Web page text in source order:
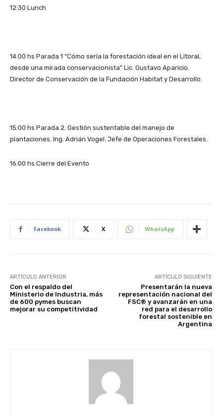
12:30 Lunch
14:00 hs Parada 1 “Cómo sería la forestación ideal en el Litoral,
desde una mirada conservacionista” Lic. Gustavo Aparicio.
Director de Conservación de la Fundación Habitat y Desarrollo.
15:00 hs Parada 2. Gestión sustentable del manejo de
plantaciones. Ing. Adrián Vogel. Jefe de Operaciones Forestales.
16:00 hs Cierre del Evento
Facebook X WhatsApp
ARTÍCULO ANTERIOR
Con el respaldo del
Ministerio de Industria, más
de 600 pymes buscan
mejorar su competitividad
ARTÍCULO SIGUIENTE
Presentarán la nueva
representación nacional del
FSC® y avanzarán en una
red para el desarrollo
forestal sostenible en
Argentina